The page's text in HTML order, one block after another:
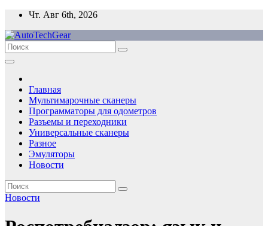
Перейти
содержимому
Чт. Авг 6th, 2026
Главная
Мультимарочные сканеры
Программаторы для одометров
Разъемы и переходники
Универсальные сканеры
Разное
Эмуляторы
Новости
Новости